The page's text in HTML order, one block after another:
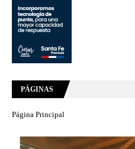
PÁGINAS
Página Principal